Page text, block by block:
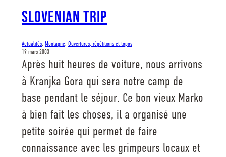
Slovenian trip
Actualités, Montagne, Ouvertures, répétitions et topos
19 mars 2003
Après huit heures de voiture, nous arrivons
à Kranjka Gora qui sera notre camp de
base pendant le séjour. Ce bon vieux Marko
à bien fait les choses, il a organisé une
petite soirée qui permet de faire
connaissance avec les grimpeurs locaux et